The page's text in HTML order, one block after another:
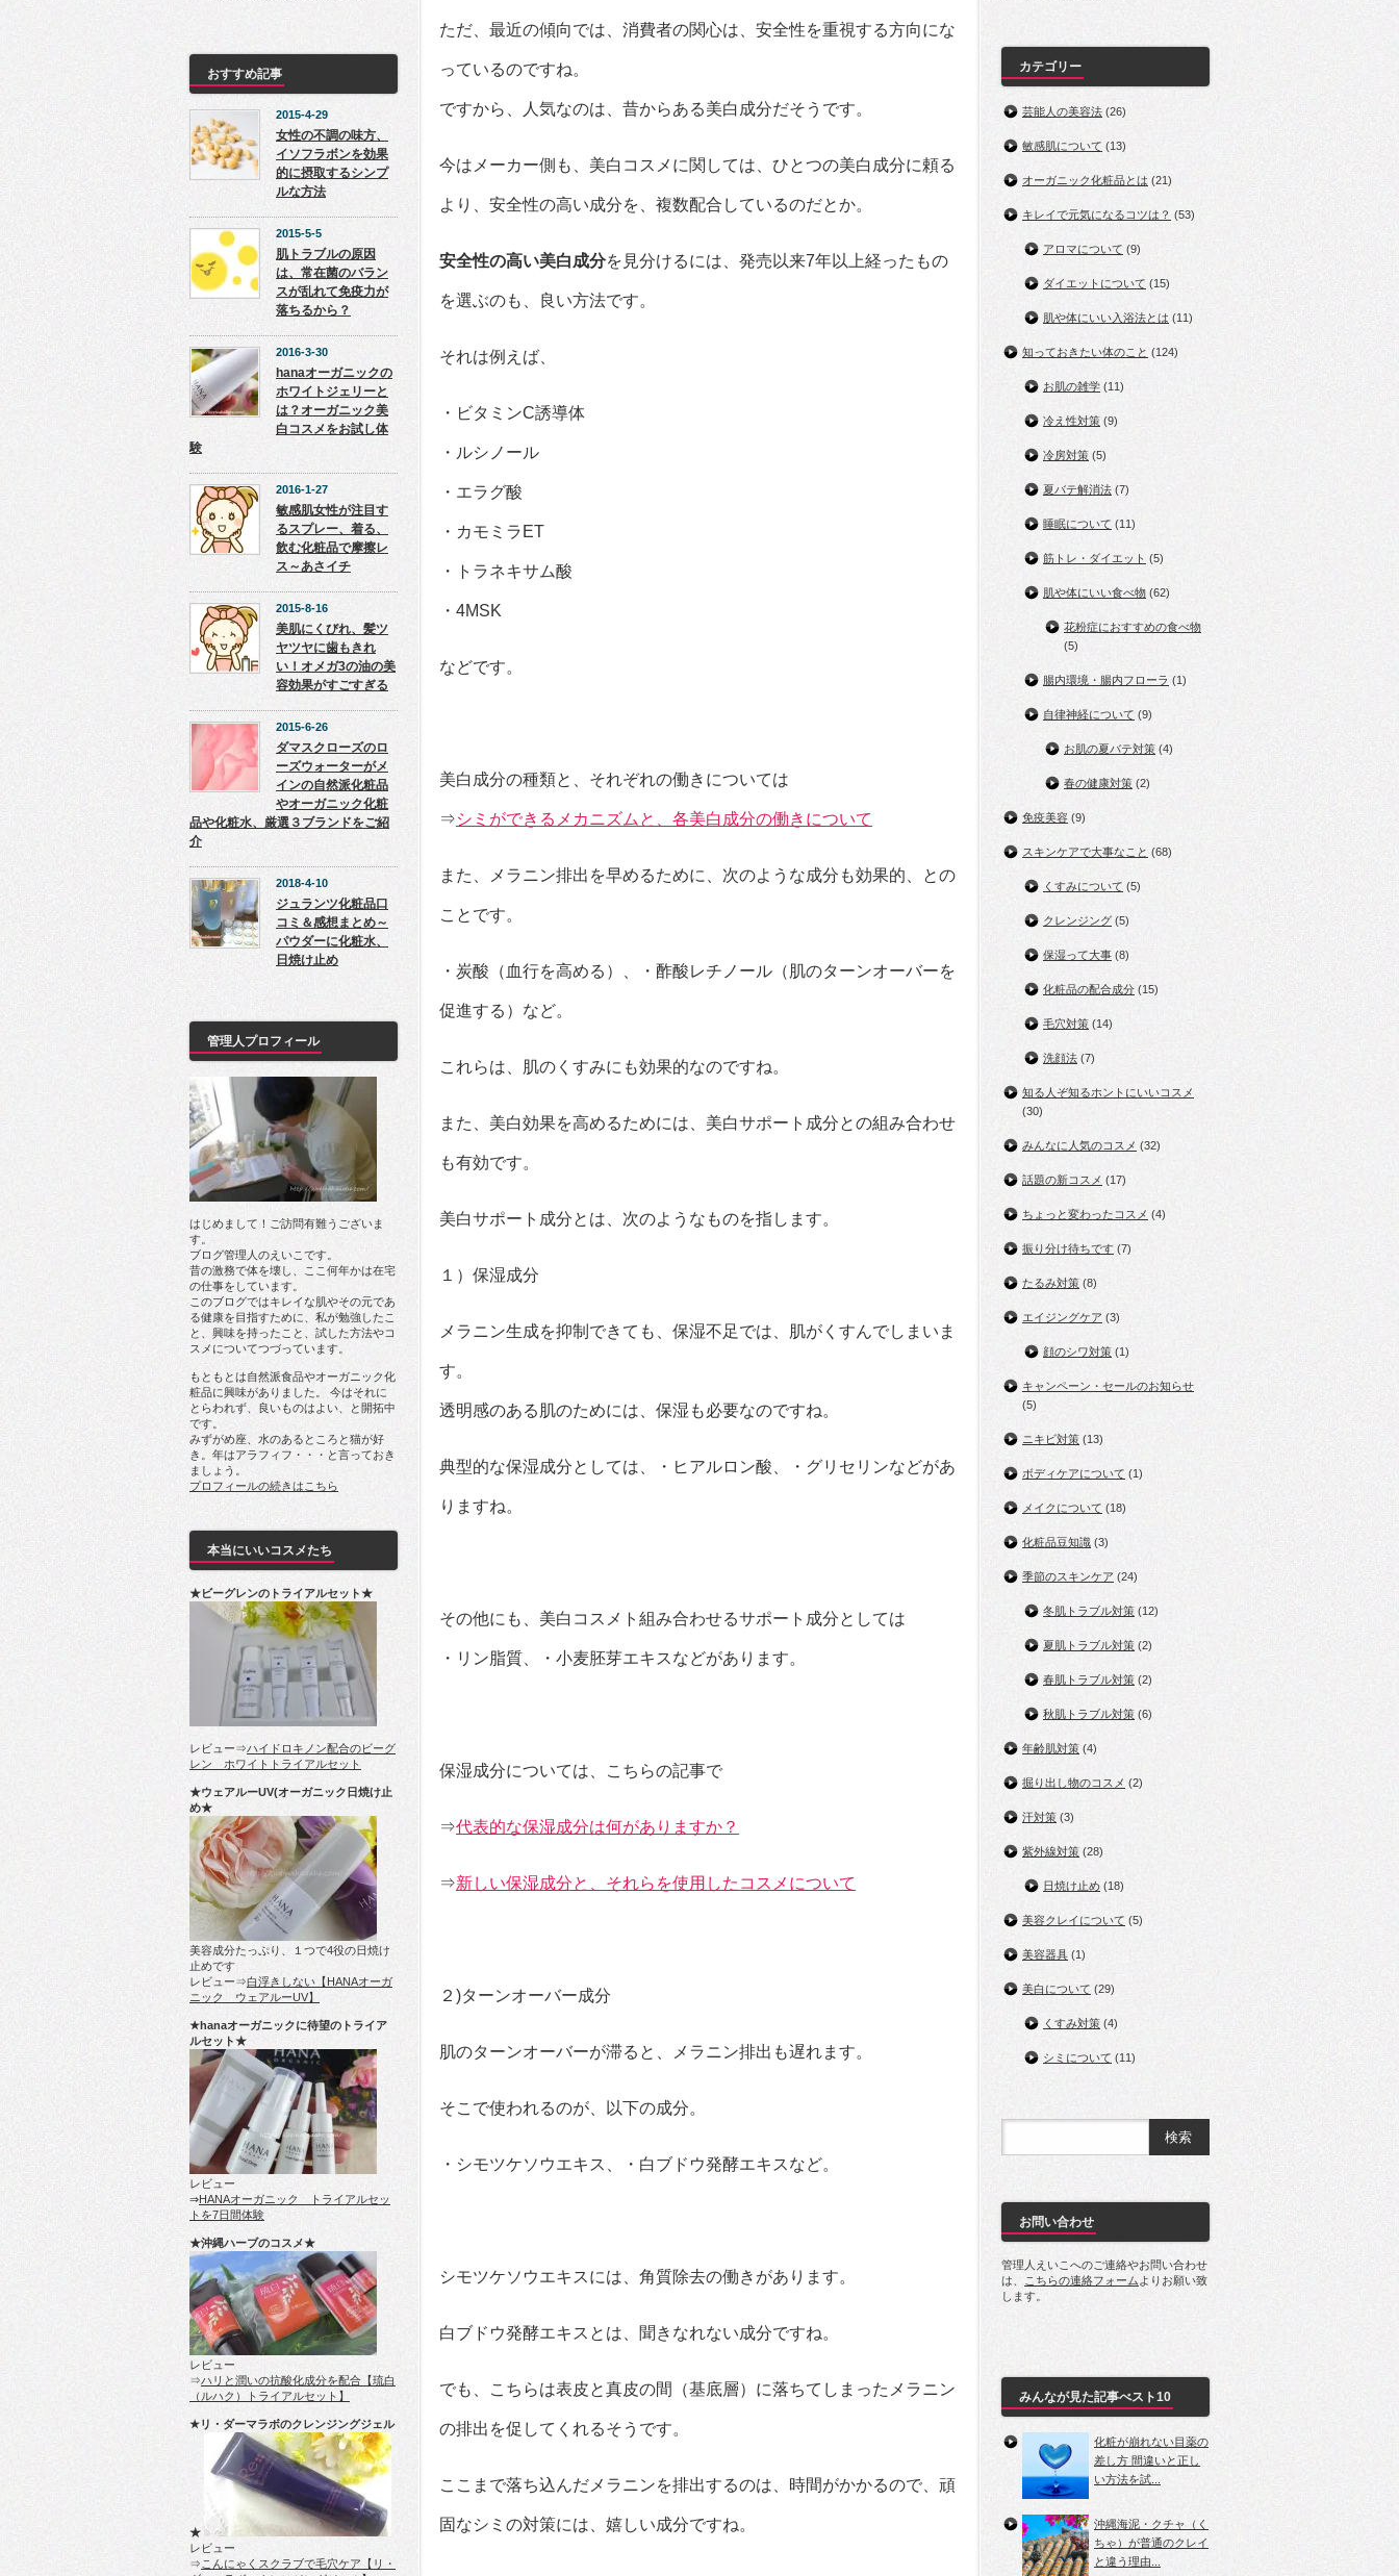
ただ、最近の傾向では、消費者の関心は、安全性を重視する方向にな
っているのですね。
ですから、人気なのは、昔からある美白成分だそうです。
今はメーカー側も、美白コスメに関しては、ひとつの美白成分に頼る
より、安全性の高い成分を、複数配合しているのだとか。
安全性の高い美白成分を見分けるには、発売以来7年以上経ったもの
を選ぶのも、良い方法です。
それは例えば、
・ビタミンC誘導体
・ルシノール
・エラグ酸
・カモミラET
・トラネキサム酸
・4MSK
などです。
美白成分の種類と、それぞれの働きについては
⇒シミができるメカニズムと、各美白成分の働きについて
また、メラニン排出を早めるために、次のような成分も効果的、との
ことです。
・炭酸（血行を高める）、・酢酸レチノール（肌のターンオーバーを
促進する）など。
これらは、肌のくすみにも効果的なのですね。
また、美白効果を高めるためには、美白サポート成分との組み合わせ
も有効です。
美白サポート成分とは、次のようなものを指します。
１）保湿成分
メラニン生成を抑制できても、保湿不足では、肌がくすんでしまいま
す。
透明感のある肌のためには、保湿も必要なのですね。
典型的な保湿成分としては、・ヒアルロン酸、・グリセリンなどがあ
りますね。
その他にも、美白コスメト組み合わせるサポート成分としては
・リン脂質、・小麦胚芽エキスなどがあります。
保湿成分については、こちらの記事で
⇒代表的な保湿成分は何がありますか？
⇒新しい保湿成分と、それらを使用したコスメについて
２)ターンオーバー成分
肌のターンオーバーが滞ると、メラニン排出も遅れます。
そこで使われるのが、以下の成分。
・シモツケソウエキス、・白ブドウ発酵エキスなど。
シモツケソウエキスには、角質除去の働きがあります。
白ブドウ発酵エキスとは、聞きなれない成分ですね。
でも、こちらは表皮と真皮の間（基底層）に落ちてしまったメラニン
の排出を促してくれるそうです。
ここまで落ち込んだメラニンを排出するのは、時間がかかるので、頑
固なシミの対策には、嬉しい成分ですね。
おすすめ記事
2015-4-29
女性の不調の味方、
イソフラボンを効果
的に摂取するシンプ
ルな方法
2015-5-5
肌トラブルの原因
は、常在菌のバラン
スが乱れて免疫力が
落ちるから？
2016-3-30
hanaオーガニックの
ホワイトジェリーと
は？オーガニック美
白コスメをお試し体
験
2016-1-27
敏感肌女性が注目す
るスプレー、着る、
飲む化粧品で摩擦レ
ス～あさイチ
2015-8-16
美肌にくびれ、髪ツ
ヤツヤに歯もきれ
い！オメガ3の油の美
容効果がすごすぎる
2015-6-26
ダマスクローズのロ
ーズウォーターがメ
インの自然派化粧品
やオーガニック化粧
品や化粧水、厳選３ブランドをご紹
介
2018-4-10
ジュランツ化粧品口
コミ＆感想まとめ～
パウダーに化粧水、
日焼け止め
管理人プロフィール
はじめまして！ご訪問有難うございま
す。
ブログ管理人のえいこです。
昔の激務で体を壊し、ここ何年かは在宅
の仕事をしています。
このブログではキレイな肌やその元であ
る健康を目指すために、私が勉強したこ
と、興味を持ったこと、試した方法やコ
スメについてつづっています。
もともとは自然派食品やオーガニック化
粧品に興味がありました。 今はそれに
とらわれず、良いものはよい、と開拓中
です。
みずがめ座、水のあるところと猫が好
き。年はアラフィフ・・・と言っておき
ましょう。
プロフィールの続きはこちら
本当にいいコスメたち
★ビーグレンのトライアルセット★
レビュー⇒ハイドロキノン配合のビーグ
レン ホワイトトライアルセット
★ウェアルーUV(オーガニック日焼け止
め★
美容成分たっぷり、１つで4役の日焼け
止めです
レビュー⇒白浮きしない【HANAオーガ
ニック ウェアルーUV】
★hanaオーガニックに待望のトライア
ルセット★
レビュー
⇒HANAオーガニック トライアルセッ
トを7日間体験
★沖縄ハーブのコスメ★
レビュー
⇒ハリと潤いの抗酸化成分を配合【琉白
（ルハク）トライアルセット】
★リ・ダーマラボのクレンジングジェル
★
レビュー
⇒ こんにゃくスクラブで毛穴ケア【リ・
カテゴリー
芸能人の美容法 (26)
敏感肌について (13)
オーガニック化粧品とは (21)
キレイで元気になるコツは？ (53)
アロマについて (9)
ダイエットについて (15)
肌や体にいい入浴法とは (11)
知っておきたい体のこと (124)
お肌の雑学 (11)
冷え性対策 (9)
冷房対策 (5)
夏バテ解消法 (7)
睡眠について (11)
筋トレ・ダイエット (5)
肌や体にいい食べ物 (62)
花粉症におすすめの食べ物
(5)
腸内環境・腸内フローラ (1)
自律神経について (9)
お肌の夏バテ対策 (4)
春の健康対策 (2)
免疫美容 (9)
スキンケアで大事なこと (68)
くすみについて (5)
クレンジング (5)
保湿って大事 (8)
化粧品の配合成分 (15)
毛穴対策 (14)
洗顔法 (7)
知る人ぞ知るホントにいいコスメ
(30)
みんなに人気のコスメ (32)
話題の新コスメ (17)
ちょっと変わったコスメ (4)
振り分け待ちです (7)
たるみ対策 (8)
エイジングケア (3)
顔のシワ対策 (1)
キャンペーン・セールのお知らせ
(5)
ニキビ対策 (13)
ボディケアについて (1)
メイクについて (18)
化粧品豆知識 (3)
季節のスキンケア (24)
冬肌トラブル対策 (12)
夏肌トラブル対策 (2)
春肌トラブル対策 (2)
秋肌トラブル対策 (6)
年齢肌対策 (4)
掘り出し物のコスメ (2)
汗対策 (3)
紫外線対策 (28)
日焼け止め (18)
美容クレイについて (5)
美容器具 (1)
美白について (29)
くすみ対策 (4)
シミについて (11)
お問い合わせ
管理人えいこへのご連絡やお問い合わせ
は、
こちらの連絡フォーム よりお願い致
します。
みんなが見た記事べスト10
化粧が崩れない目薬の
差し方 間違いと正し
い方法を試...
沖縄海泥・クチャ（く
ちゃ）が普通のクレイ
と違う理由...